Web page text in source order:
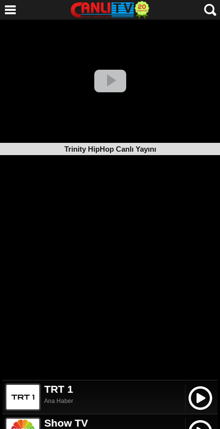
Trinity HipHop Canlı Yayını
TRT 1
Ana Haber
Show TV